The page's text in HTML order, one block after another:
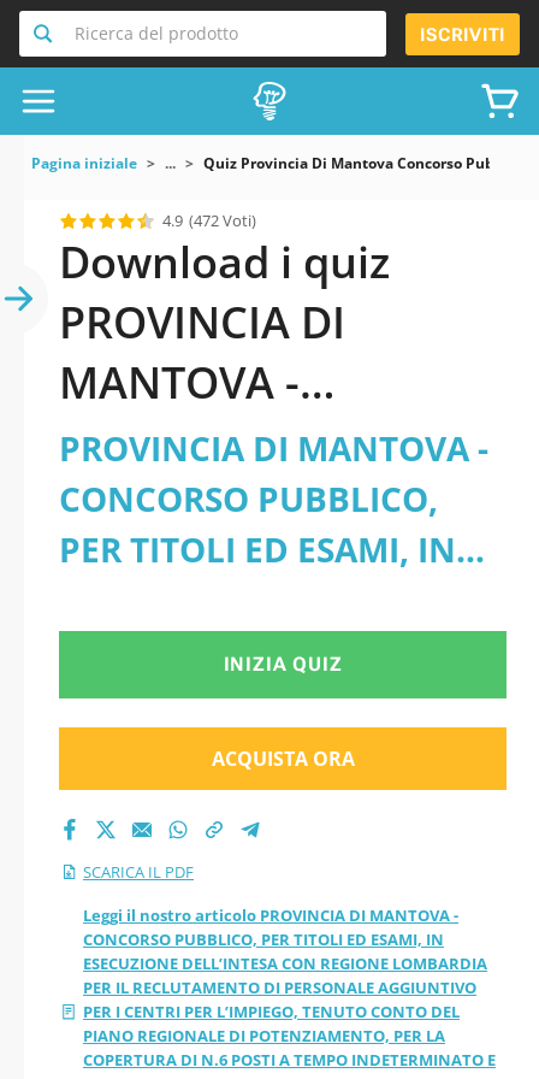
Ricerca del prodotto ISCRIVITI
Pagina iniziale ... Quiz Provincia Di Mantova Concorso Pubblico
4.9 (472 Voti)
Download i quiz
PROVINCIA DI
MANTOVA -
CONCORSO
PUBBLICO, PER
TITOLI ED ESAMI, IN
ESECUZIONE
DELL’INTESA CON
REGIONE
LOMBARDIA PER IL
RECLUTAMENTO DI
PERSONALE
AGGIUNTIVO PER I
CENTRI PER
PROVINCIA DI MANTOVA -
CONCORSO PUBBLICO,
PER TITOLI ED ESAMI, IN
CON REGIONE LOMBARDIA
PER IL RECLUTAMENTO DI
PERSONALE AGGIUNTIVO
PER I CENTRI PER
L’IMPIEGO, TENUTO
CONTO DEL PIANO
REGIONALE DI
POTENZIAMENTO, PER LA
COPERTURA DI N.6 POSTI A
INIZIA QUIZ
ACQUISTA ORA
SCARICA IL PDF
Leggi il nostro articolo PROVINCIA DI MANTOVA -
CONCORSO PUBBLICO, PER TITOLI ED ESAMI, IN
ESECUZIONE DELL’INTESA CON REGIONE LOMBARDIA
PER IL RECLUTAMENTO DI PERSONALE AGGIUNTIVO
PER I CENTRI PER L’IMPIEGO, TENUTO CONTO DEL
PIANO REGIONALE DI POTENZIAMENTO, PER LA
COPERTURA DI N.6 POSTI A TEMPO INDETERMINATO E